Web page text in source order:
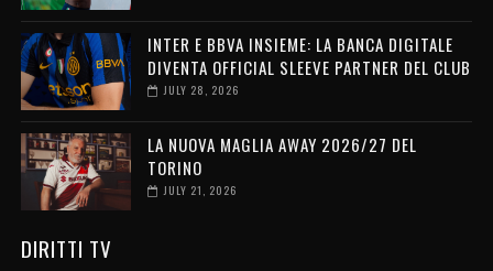
INTER E BBVA INSIEME: LA BANCA DIGITALE
DIVENTA OFFICIAL SLEEVE PARTNER DEL CLUB
JULY 28, 2026
LA NUOVA MAGLIA AWAY 2026/27 DEL
TORINO
JULY 21, 2026
DIRITTI TV